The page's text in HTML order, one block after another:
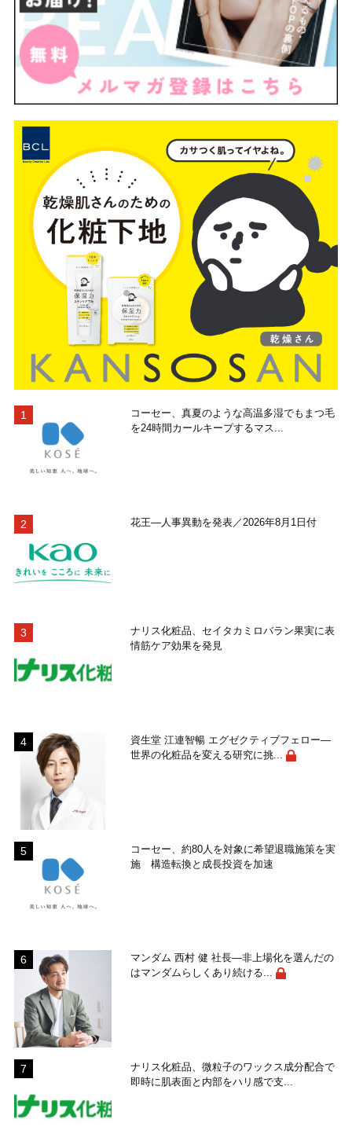
コーセー、真夏のような高温多湿でもまつ毛
を24時間カールキープするマス...
花王―人事異動を発表／2026年8月1日付
ナリス化粧品、セイタカミロバラン果実に表
情筋ケア効果を発見
資生堂 江連智暢 エグゼクティブフェロー―
世界の化粧品を変える研究に挑...
コーセー、約80人を対象に希望退職施策を実
施 構造転換と成長投資を加速
マンダム 西村 健 社長―非上場化を選んだの
はマンダムらしくあり続ける...
ナリス化粧品、微粒子のワックス成分配合で
即時に肌表面と内部をハリ感で支...